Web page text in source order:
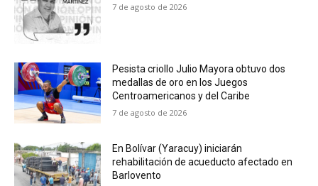
7 de agosto de 2026
Pesista criollo Julio Mayora obtuvo dos
medallas de oro en los Juegos
Centroamericanos y del Caribe
7 de agosto de 2026
En Bolívar (Yaracuy) iniciarán
rehabilitación de acueducto afectado en
Barlovento